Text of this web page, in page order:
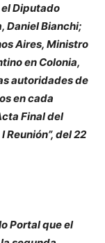
Diputado
Daniel Bianchi;
Aires, Ministro
en Colonia,
autoridades de
en cada
Final del
del 22
Portal que el